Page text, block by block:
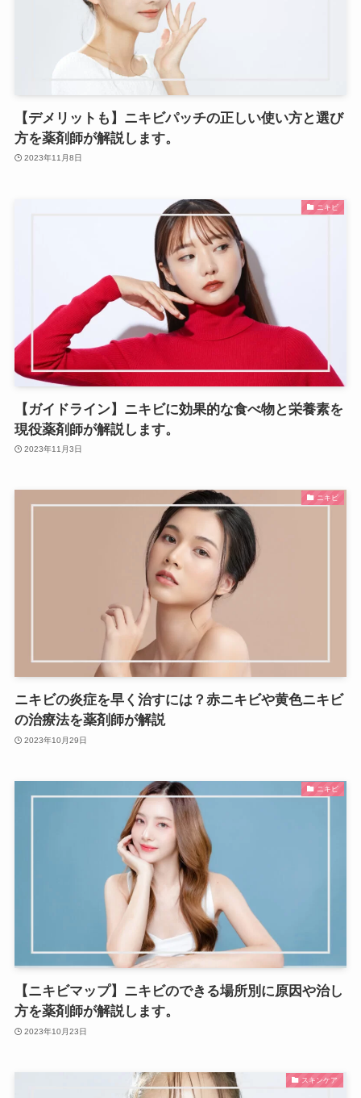
【デメリットも】ニキビパッチの正しい使い方と選び
方を薬剤師が解説します。
2023年11月8日
ニキビ
【ガイドライン】ニキビに効果的な食べ物と栄養素を
現役薬剤師が解説します。
2023年11月3日
ニキビ
ニキビの炎症を早く治すには？赤ニキビや黄色ニキビ
の治療法を薬剤師が解説
2023年10月29日
ニキビ
【ニキビマップ】ニキビのできる場所別に原因や治し
方を薬剤師が解説します。
2023年10月23日
スキンケア